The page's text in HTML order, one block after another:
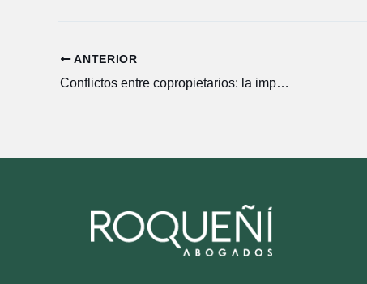
ANTERIOR
Conflictos entre copropietarios: la importancia de establecer reglas claras desde el inicio